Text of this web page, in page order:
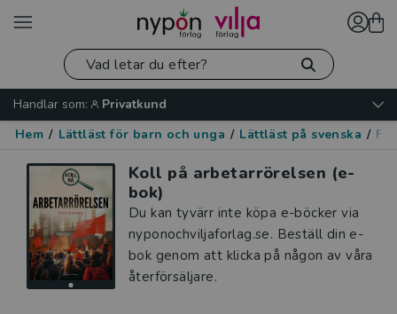
Handlar som:
Privatkund
Hem / Lättläst för barn och unga / Lättläst på svenska /
Koll på arbetarrörelsen (e-
bok)
Du kan tyvärr inte köpa e-böcker via
nyponochviljaforlag.se. Beställ din e-
bok genom att klicka på någon av våra
återförsäljare.